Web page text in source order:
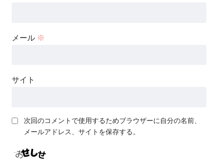
メール ※
サイト
次回のコメントで使用するためブラウザーに自分の名前、
メールアドレス、サイトを保存する。